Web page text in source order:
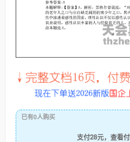
已有0人购买
支付28元，查看